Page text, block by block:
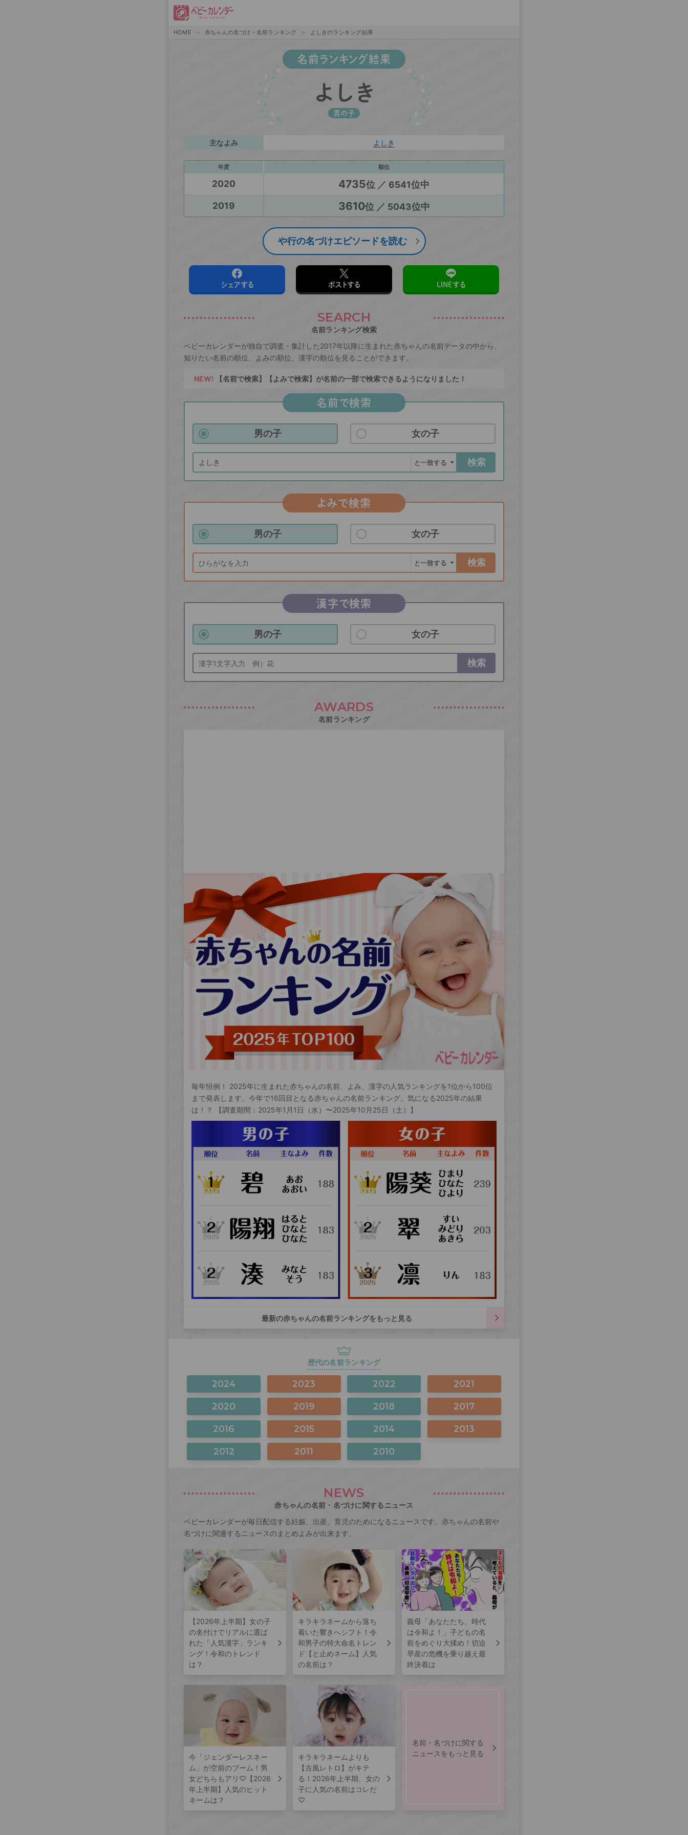
HOME 赤ちゃんの名づけ・名前ランキング よしきのランキング結果
名前ランキング結果
よしき
男の子
主なよみ よしき
年度 順位
2020 4735位 ／ 6541位中
2019
3610位 ／ 5043位中
や行の名づけエピソードを読む
シェアする ポストする LINEする
SEARCH
名前ランキング検索
ベビーカレンダーが独自で調査・集計した2017年以降に生まれた赤ちゃんの名前データの中から、
知りたい名前の順位、よみの順位、漢字の順位を見ることができます。
NEW! 【名前で検索】【よみで検索】が名前の一部で検索できるようになりました！
名前で検索
男の子 女の子
検索
よみで検索
男の子 女の子
検索
漢字で検索
男の子 女の子
検索
AWARDS
名前ランキング
毎年恒例！ 2025年に生まれた赤ちゃんの名前、よみ、漢字の人気ランキングを1位から100位
まで発表します。今年で16回目となる赤ちゃんの名前ランキング。気になる2025年の結果
は！？ 【調査期間：2025年1月1日（水）〜2025年10月25日（土）】
最新の赤ちゃんの名前ランキングをもっと見る
歴代の名前ランキング
2024 2023 2022 2021
2020 2019 2018 2017
2016 2015 2014 2013
2012 2011 2010
NEWS
赤ちゃんの名前・名づけに関するニュース
ベビーカレンダーが毎日配信する妊娠、出産、育児のためになるニュースです。赤ちゃんの名前や
名づけに関連するニュースのまとめよみが出来ます。
【2026年上半期】女の子
の名付けでリアルに選ば
れた「人気漢字」ランキ
ング！令和のトレンド
は？
キラキラネームから落ち
着いた響きへシフト！令
和男子の特大命名トレン
ド【と止めネーム】人気
の名前は？
義母「あなたたち、時代
は令和よ！」子どもの名
前をめぐり大揉め！切迫
早産の危機を乗り越え最
終決着は
今「ジェンダーレスネー
ム」が空前のブーム！男
女どちらもアリ♡【2026
年上半期】人気のヒット
ネームは？
キラキラネームよりも
【古風レトロ】がキテ
る！2026年上半期、女の
子に人気の名前はコレだ
♡
名前・名づけに関する
ニュースをもっと見る